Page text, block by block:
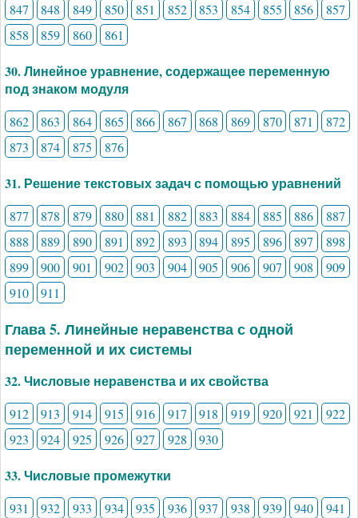
847
848 849 850 851 852 853 854 855 856
857
858
859 860 861
30. Линейное уравнение, содержащее переменную
под знаком модуля
862 863 864 865 866 867 868 869 870 871
872
873
874 875 876
31. Решение текстовых задач с помощью уравнений
877 878 879 880 881 882 883 884 885 886
887
888
889 890 891 892 893 894 895 896 897
898
899
900 901 902 903 904 905 906 907 908
909
910
911
Глава 5. Линейные неравенства с одной
переменной и их системы
32. Числовые неравенства и их свойства
912 913 914 915 916 917 918 919 920 921
922
923
924 925 926 927 928 930
33. Числовые промежутки
931 932 933 934 935 936 937 938 939 940
941